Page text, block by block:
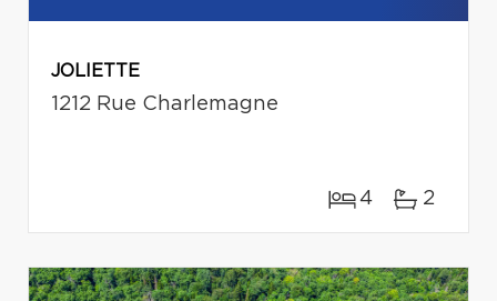
JOLIETTE
1212 Rue Charlemagne
4 2